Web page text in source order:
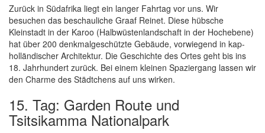
Zurück in Südafrika liegt ein langer Fahrtag vor uns. Wir
besuchen das beschauliche Graaf Reinet. Diese hübsche
Kleinstadt in der Karoo (Halbwüstenlandschaft in der Hochebene)
hat über 200 denkmalgeschützte Gebäude, vorwiegend in kap-
holländischer Architektur. Die Geschichte des Ortes geht bis ins
18. Jahrhundert zurück. Bei einem kleinen Spaziergang lassen wir
den Charme des Städtchens auf uns wirken.
15. Tag: Garden Route und
Tsitsikamma Nationalpark